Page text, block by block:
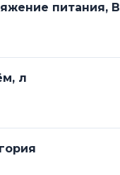
питания, В
л